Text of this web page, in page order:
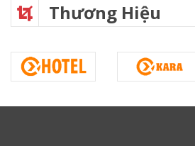
Thương Hiệu